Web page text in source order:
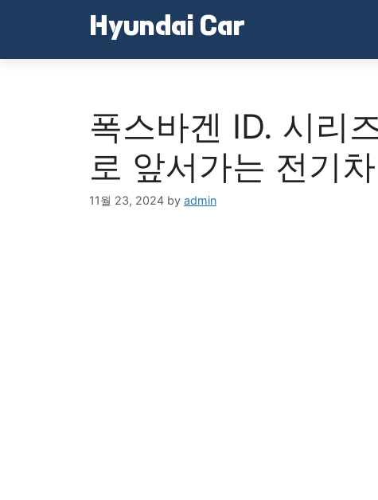
Hyundai Car
폭스바겐 ID. 시리
로 앞서가는 전기
11월 23, 2024 by admin